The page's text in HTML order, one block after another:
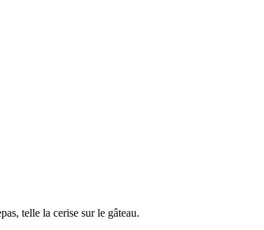
telle la cerise sur le gâteau.